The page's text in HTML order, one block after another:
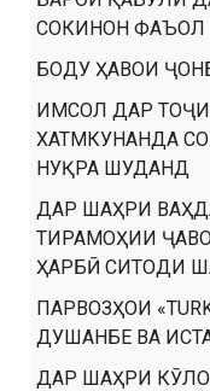
СОКИНОН
БОДУ ҲАВОИ
ИМСОЛ ДАР
ХАТМКУНАНДА
НУҚРА ШУДАНД
ДАР ШАҲРИ
ТИРАМОҲИИ
ҲАРБӢ СИТОДИ
ПАРВОЗҲОИ
ДУШАНБЕ ВА
ДАР ШАҲРИ